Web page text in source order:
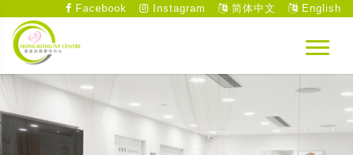
Facebook Instagram 简体中文 English